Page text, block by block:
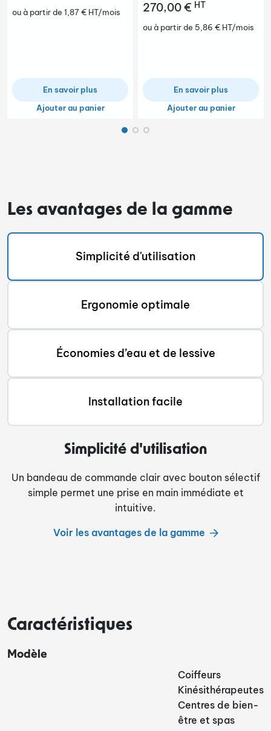
ou à partir de 1,87 € HT/mois
En savoir plus
Ajouter au panier
270,00 € HT
ou à partir de 5,86 € HT/mois
En savoir plus
Ajouter au panier
Les avantages de la gamme
Simplicité d'utilisation
Ergonomie optimale
Économies d’eau et de lessive
Installation facile
Simplicité d'utilisation
Un bandeau de commande clair avec bouton sélectif
simple permet une prise en main immédiate et
intuitive.
Voir les avantages de la gamme
Caractéristiques
Modèle
Coiffeurs
Kinésithérapeutes
Centres de bien-
être et spas